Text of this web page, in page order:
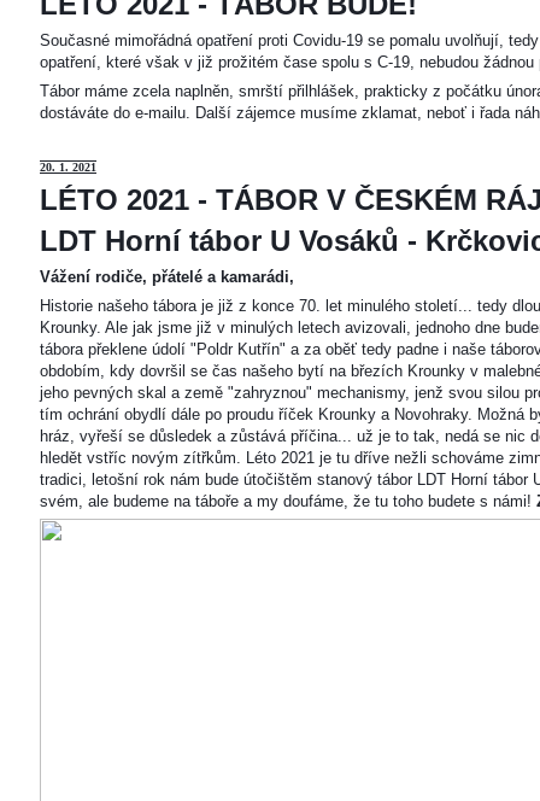
Současné mimořádná opatření proti Covidu-19 se pomalu uvolňují,
opatření, které však v již prožitém čase spolu s C-19, nebudou žádnou
Tábor máme zcela naplněn, smrští přilhlášek, prakticky z počátku
dostáváte do e-mailu. Další zájemce musíme zklamat, neboť i řada
20. 1. 2021
LÉTO 2021 - TÁBOR V ČESKÉM
LDT Horní tábor U Vosáků -
Vážení rodiče, přátelé a kamarádi,
Historie našeho tábora je již z konce 70. let minulého století... tedy
Krounky. Ale jak jsme již v minulých letech avizovali, jednoho dne
tábora překlene údolí "Poldr Kutřín" a za oběť tedy padne i naše
obdobím, kdy dovršil se čas našeho bytí na březích Krounky v
jeho pevných skal a země "zahryznou" mechanismy, jenž svou silou
tím ochrání obydlí dále po proudu říček Krounky a Novohraky. Možná
hráz, vyřeší se důsledek a zůstává příčina... už je to tak, nedá se nic
hledět vstříc novým zítřkům. Léto 2021 je tu dříve nežli schováme
tradici, letošní rok nám bude útočištěm stanový tábor LDT Horní tábor
svém, ale budeme na táboře a my doufáme, že tu toho budete s námi!